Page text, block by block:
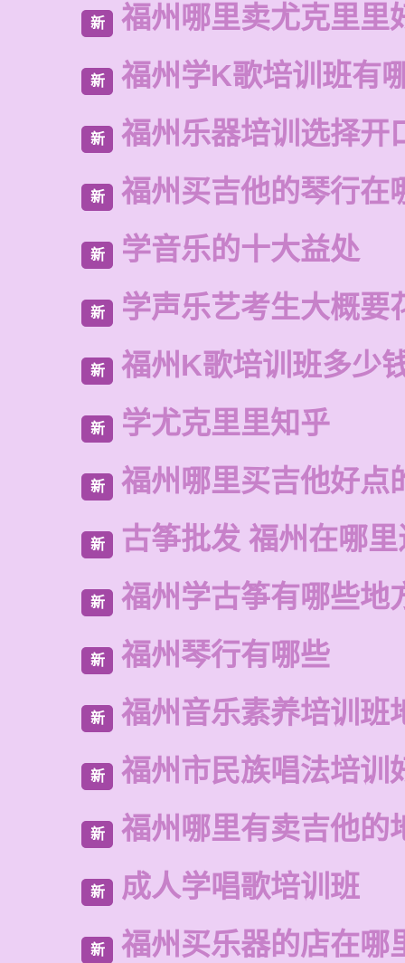
新 福州哪里卖尤克里里
新 福州学K歌培训班有
新 福州乐器培训选择开
新 福州买吉他的琴行在
新 学音乐的十大益处
新 学声乐艺考生大概要
新 福州K歌培训班多少
新 学尤克里里知乎
新 福州哪里买吉他好点
新 古筝批发 福州在哪
新 福州学古筝有哪些地
新 福州琴行有哪些
新 福州音乐素养培训班
新 福州市民族唱法培训
新 福州哪里有卖吉他的
新 成人学唱歌培训班
新 福州买乐器的店在哪